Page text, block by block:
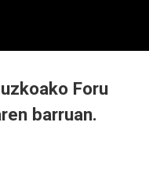
Foru
barruan.